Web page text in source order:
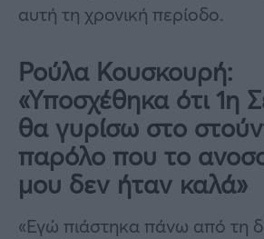
αυτή τη χρονική περίοδο.
Ρούλα Κουσκουρή:
«Υποσχέθηκα ότι 1η
θα γυρίσω στο
παρόλο που το
μου δεν ήταν καλά»
«Εγώ πιάστηκα πάνω από τη